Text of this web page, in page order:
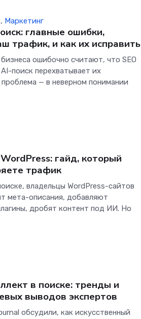
, Маркетинг
главные ошибки,
трафик, и как их исправить
ошибочно считают, что SEO
поиск перехватывает их
— в неверном понимании
гайд, который
трафик
владельцы WordPress-сайтов
мета-описания, добавляют
дробят контент под ИИ. Но
в поиске: тренды и
выводов экспертов
обсудили, как искусственный